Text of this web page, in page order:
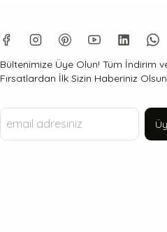
Bültenimize Üye Olun! Tüm İndirim
Fırsatlardan İlk Sizin Haberiniz